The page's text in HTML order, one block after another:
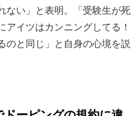
ない」と表明。「受験生が死
イツはカンニングしてる！
のと同じ」と自身の心境を説